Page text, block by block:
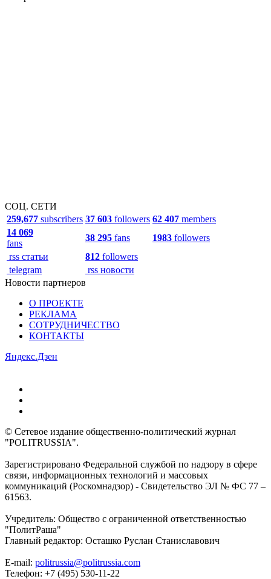
СОЦ. СЕТИ
259,677 subscribers 37 603 followers 62 407 members
14 069
fans
38 295 fans 1983 followers
rss статьи
812 followers
telegram
rss новости
Новости партнеров
О ПРОЕКТЕ
РЕКЛАМА
СОТРУДНИЧЕСТВО
КОНТАКТЫ
Яндекс.Дзен
© Сетевое издание общественно-политический журнал
"POLITRUSSIA".
Зарегистрировано Федеральной службой по надзору в сфере
связи, информационных технологий и массовых
коммуникаций (Роскомнадзор) - Свидетельство ЭЛ № ФС 77 –
61563.
Учредитель: Общество с ограниченной ответственностью
"ПолитРаша"
Главный редактор: Осташко Руслан Станиславович
E-mail: politrussia@politrussia.com
Телефон: +7 (495) 530-11-22